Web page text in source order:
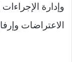
وإدارة
الاعتراضات